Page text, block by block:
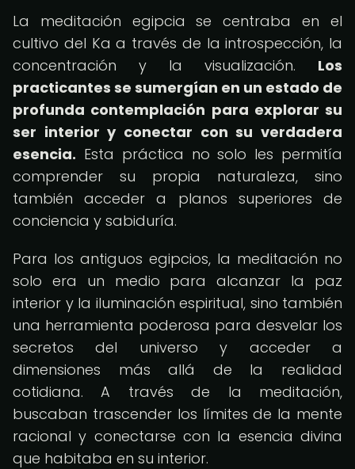
La meditación egipcia se centraba en el
cultivo del Ka a través de la introspección, la
concentración y la visualización. Los
practicantes se sumergían en un estado de
profunda contemplación para explorar su
ser interior y conectar con su verdadera
esencia. Esta práctica no solo les permitía
comprender su propia naturaleza, sino
también acceder a planos superiores de
conciencia y sabiduría.
Para los antiguos egipcios, la meditación no
solo era un medio para alcanzar la paz
interior y la iluminación espiritual, sino también
una herramienta poderosa para desvelar los
secretos del universo y acceder a
dimensiones más allá de la realidad
cotidiana. A través de la meditación,
buscaban trascender los límites de la mente
racional y conectarse con la esencia divina
que habitaba en su interior.